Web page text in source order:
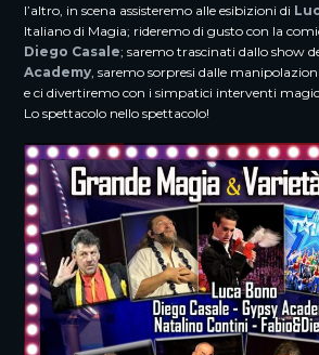
l’altro, in scena assisteremo alle esibizioni di
Italiano di Magia; rideremo di gusto con la
Diego Casale; saremo trascinati dallo show
Academy , saremo sorpresi dalle
e ci divertiremo con i simpatici interventi
Lo spettacolo nello spettacolo!